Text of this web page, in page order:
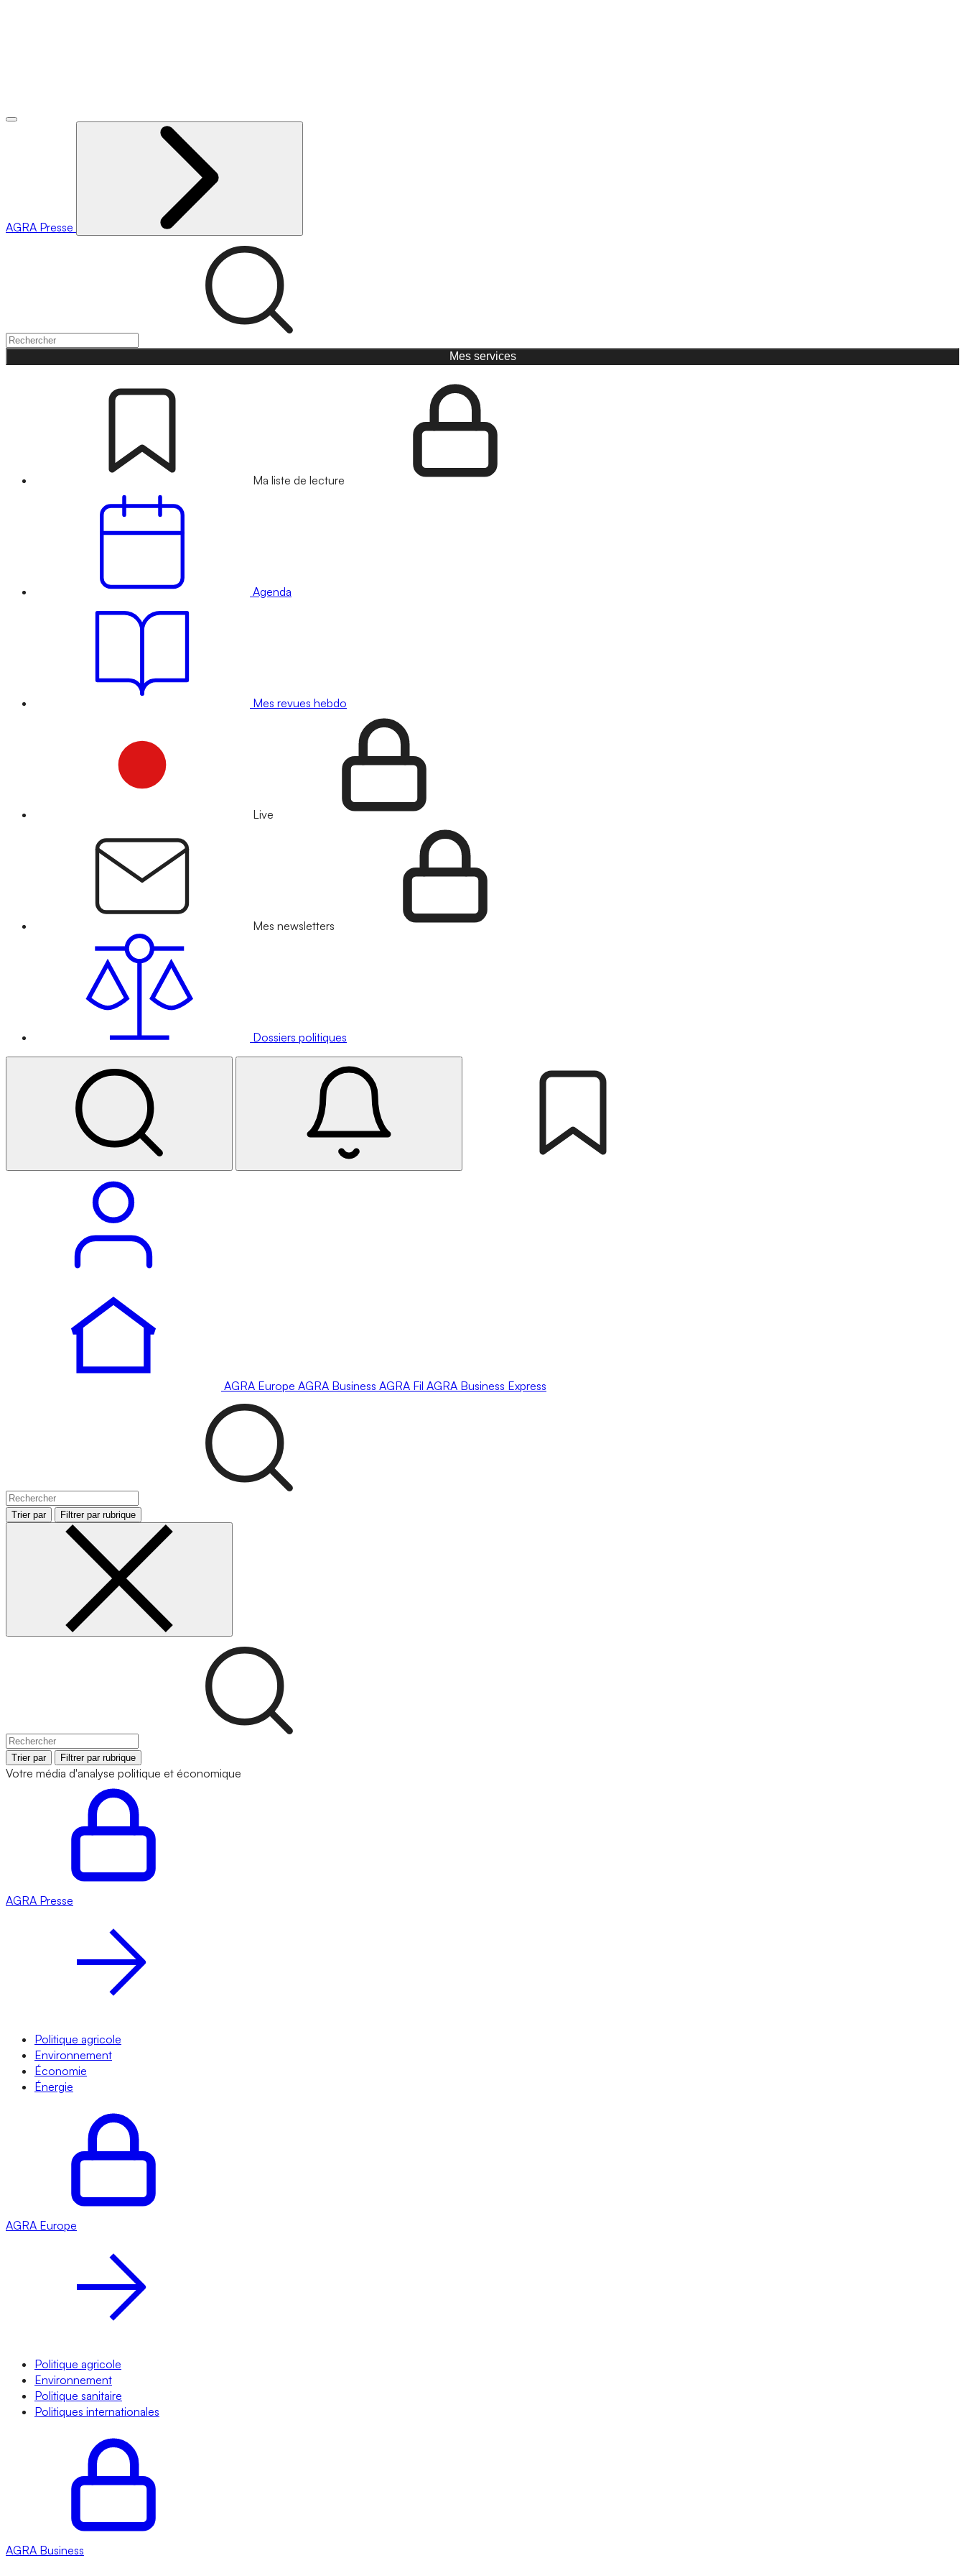
AGRA Presse
Mes services
Ma liste de lecture
Agenda
Mes revues hebdo
Live
Mes newsletters
Dossiers politiques
AGRA Europe AGRA Business AGRA Fil AGRA Business Express
Trier par Filtrer par rubrique
Trier par Filtrer par rubrique
Votre média d'analyse politique et économique
AGRA Presse
Politique agricole
Environnement
Économie
Énergie
AGRA Europe
Politique agricole
Environnement
Politique sanitaire
Politiques internationales
AGRA Business